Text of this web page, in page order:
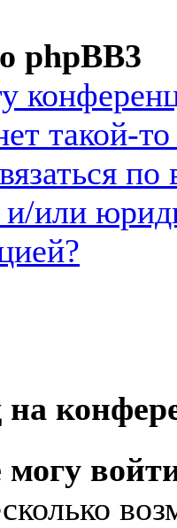
phpBB3
такой-
по
и/или
на